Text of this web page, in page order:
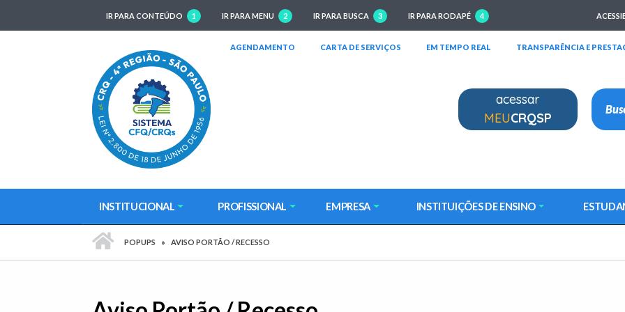
IR PARA CONTEÚDO 1 IR PARA MENU 2 IR PARA BUSCA 3 IR PARA RODAPÉ 4
AGENDAMENTO (ABRIRÁ EM NOVA JANELA)
CARTA DE SERVIÇOS (ABRIRÁ EM NOVA JANELA)
EM TEMPO REAL (ABRIRÁ EM NOVA JANELA)
TRANSPARÊNCIA E
acessar
MEUCRQSP
INSTITUCIONAL PROFISSIONAL EMPRESA INSTITUIÇÕES DE ENSINO
POPUPS AVISO PORTÃO / RECESSO